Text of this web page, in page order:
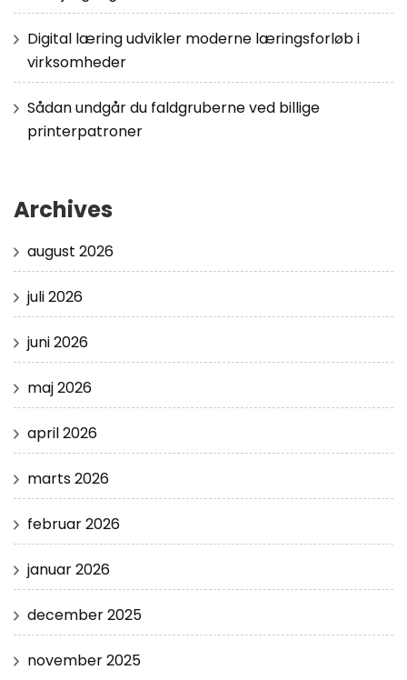
Digital læring udvikler moderne læringsforløb i
virksomheder
Sådan undgår du faldgruberne ved billige
printerpatroner
Archives
august 2026
juli 2026
juni 2026
maj 2026
april 2026
marts 2026
februar 2026
januar 2026
december 2025
november 2025